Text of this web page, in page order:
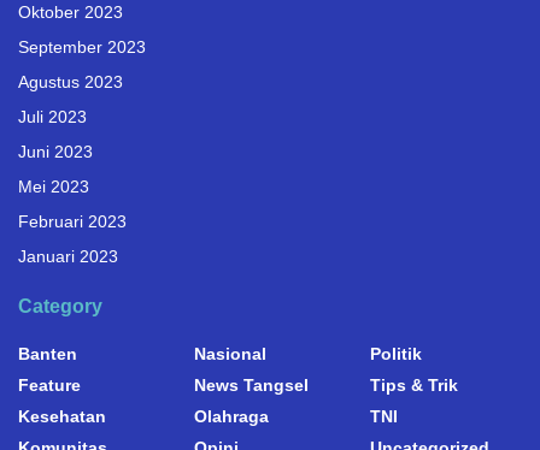
Oktober 2023
September 2023
Agustus 2023
Juli 2023
Juni 2023
Mei 2023
Februari 2023
Januari 2023
Category
Banten
Feature
Kesehatan
Nasional
News Tangsel
Olahraga
Politik
Tips & Trik
TNI